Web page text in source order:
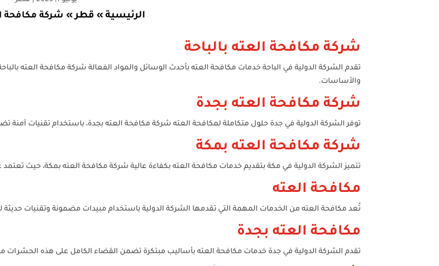
الرئيسية » قطر» شركة مكافحة
شركة مكافحة العته بالباحة
تقدم الشركة الدولية في الباحة خدمات مكافحة العته بأحدث الوسائل والمواد الفعالة شركة مكافحة العته
والأساسات.
شركة مكافحة العته بجدة
توفر الشركة الدولية في جدة حلول متكاملة لمكافحة العته شركة مكافحة العته بجدة، باستخدام تقنيات
شركة مكافحة العته بمكة
تتميز الشركة الدولية في مكة بتقديم خدمات مكافحة العته بكفاءة عالية شركة مكافحة العته بمكة، حيث
مكافحة العته
تُعد مكافحة العته من الخدمات المهمة التي تقدمها الشركة الدولية باستخدام مبيدات مضمونة وتقنيات
مكافحة العته بجدة
تقدم الشركة الدولية في جدة خدمات مكافحة العته بأساليب مبتكرة تضمن القضاء الكامل على هذه الحشرات